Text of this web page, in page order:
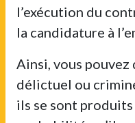
l’exécution du
la candidature à
Ainsi, vous
délictuel ou
ils se sont